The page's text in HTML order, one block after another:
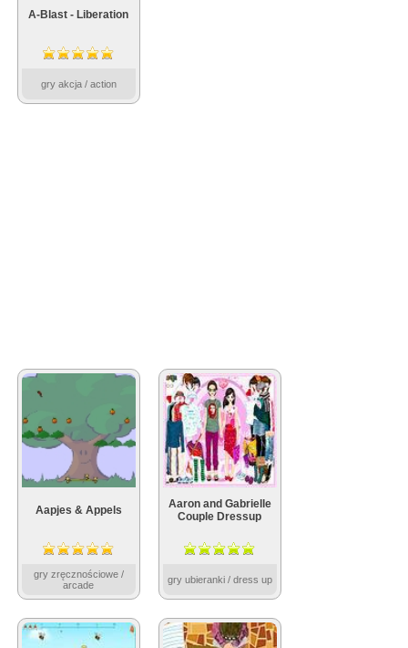
A-Blast - Liberation
gry akcja / action
Aapjes & Appels
gry zręcznościowe /
arcade
Aaron and Gabrielle
Couple Dressup
gry ubieranki / dress up